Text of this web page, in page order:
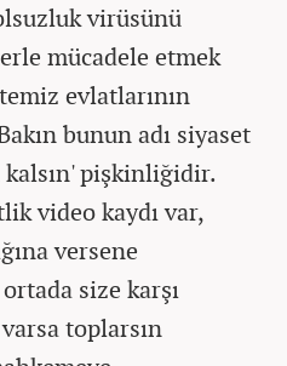
virüsünü
mücadele etmek
evlatlarının
bunun adı siyaset
pişkinliğidir.
video kaydı var,
versene
size karşı
toplarsın